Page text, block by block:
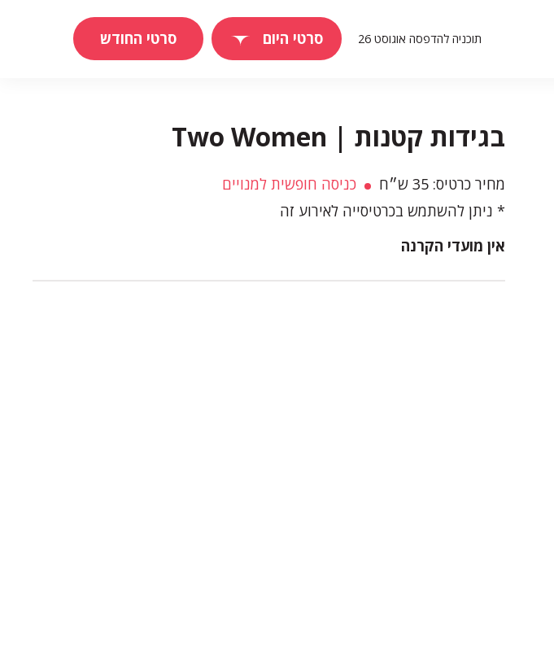
תוכניה להדפסה אוגוסט 26 סרטי היום סרטי החודש
בגידות קטנות | Two Women
מחיר כרטיס: 35 ש״ח
כניסה חופשית למנויים
ניתן להשתמש בכרטיסייה לאירוע זה
אין מועדי הקרנה